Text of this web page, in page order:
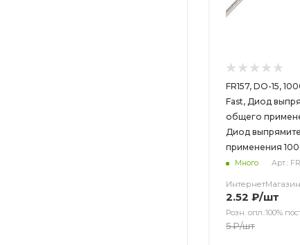
FR157, DO-15,
Fast, Диод
общего
Диод
применения
Много Арт.:
ИнтернетМагазин
2.52 ₽/шт
Розн. опл.:100%
5₽/шт